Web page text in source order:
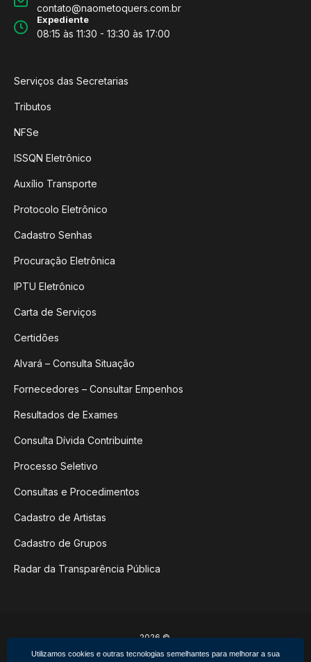
contato@naometoquers.com.br
Expediente
08:15 às 11:30 - 13:30 às 17:00
Serviços das Secretarias
Tributos
NFSe
ISSQN Eletrônico
Auxílio Transporte
Protocolo Eletrônico
Cadastro Senhas
Procuração Eletrônica
IPTU Eletrônico
Carta de Serviços
Certidões
Alvará – Consulta Situação
Fornecedores – Consultar Empenhos
Resultados de Exames
Consulta Dívida Contribuinte
Processo Seletivo
Consultas e Procedimentos
Cadastro de Artistas
Cadastro de Grupos
Radar da Transparência Pública
2026 ©
Todos os direitos reservados.
Utilizamos cookies e outras tecnologias semelhantes para melhorar a sua